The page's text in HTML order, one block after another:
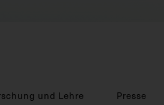
und Lehre Presse